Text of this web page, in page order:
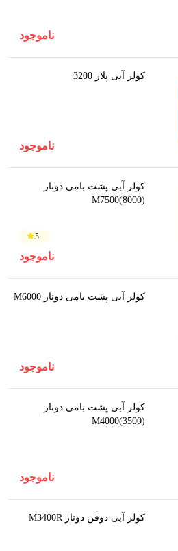
ناموجود
کولر آبی پلار 3200
ناموجود
کولر آبی پشت بامی دونار
(8000)M7500
5
ناموجود
کولر آبی پشت بامی دونار M6000
ناموجود
کولر آبی پشت بامی دونار
(3500)M4000
ناموجود
کولر آبی دوفن دونار M3400R